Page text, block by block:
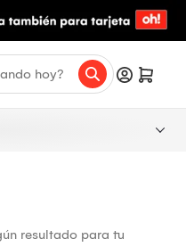
resultado para tu